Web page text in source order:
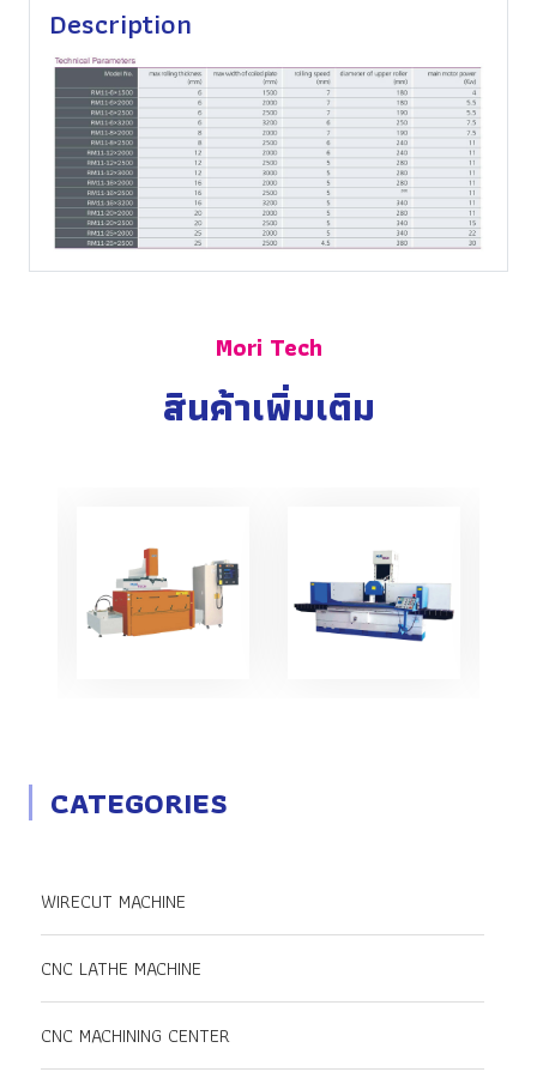
CATEGORIES
WIRECUT MACHINE
CNC LATHE MACHINE
CNC MACHINING CENTER
Description
Mori Tech
สินค้าเพิ่มเติม